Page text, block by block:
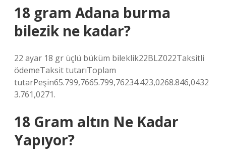
18 gram Adana burma
bilezik ne kadar?
22 ayar 18 gr üçlü büküm bileklik22BLZ022Taksitli
ödemeTaksit tutarıToplam
tutarPeşin65.799,7665.799,76234.423,0268.846,0432
3.761,0271.
18 Gram altın Ne Kadar
Yapıyor?